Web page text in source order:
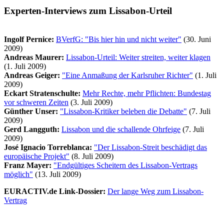
Experten-Interviews zum Lissabon-Urteil
Ingolf Pernice: BVerfG: "Bis hier hin und nicht weiter" (30. Juni
2009)
Andreas Maurer: Lissabon-Urteil: Weiter streiten, weiter klagen
(1. Juli 2009)
Andreas Geiger: "Eine Anmaßung der Karlsruher Richter" (1. Juli
2009)
Eckart Stratenschulte: Mehr Rechte, mehr Pflichten: Bundestag
vor schweren Zeiten (3. Juli 2009)
Günther Unser: "Lissabon-Kritiker beleben die Debatte" (7. Juli
2009)
Gerd Langguth: Lissabon und die schallende Ohrfeige (7. Juli
2009)
José Ignacio Torreblanca: "Der Lissabon-Streit beschädigt das
europäische Projekt" (8. Juli 2009)
Franz Mayer: "Endgültiges Scheitern des Lissabon-Vertrags
möglich" (13. Juli 2009)
EURACTIV.de Link-Dossier: Der lange Weg zum Lissabon-
Vertrag